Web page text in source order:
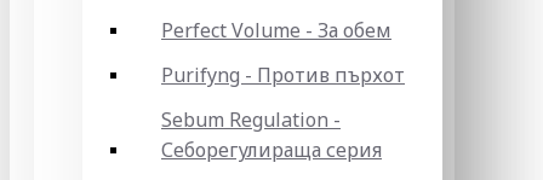
Perfect Volume - За обем
Purifyng - Против пърхот
Sebum Regulation -
Себорегулираща серия